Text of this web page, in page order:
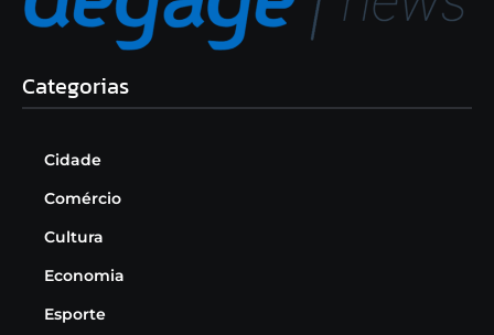
Categorias
Cidade
Comércio
Cultura
Economia
Esporte